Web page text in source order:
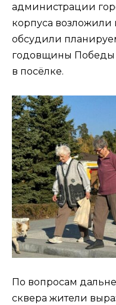
администрации
корпуса возложили
обсудили
годовщины Победы
в посёлке.
По вопросам
сквера жители